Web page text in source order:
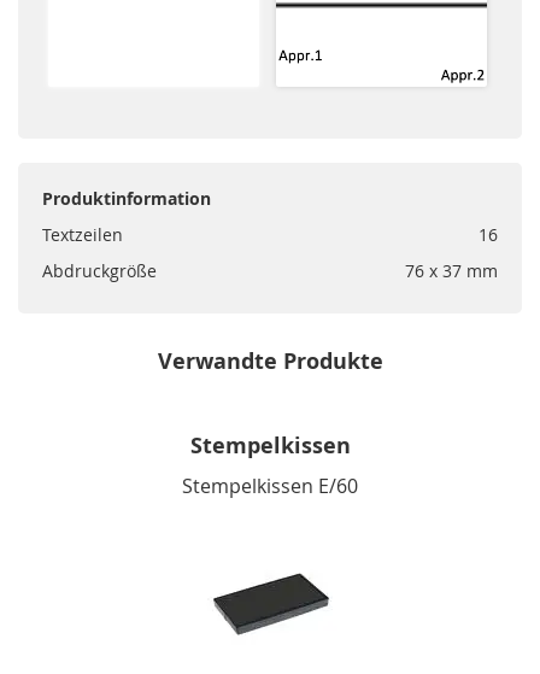
Produktinformation
Textzeilen
16
Abdruckgröße
76 x 37 mm
Verwandte Produkte
Stempelkissen
Stempelkissen E/60